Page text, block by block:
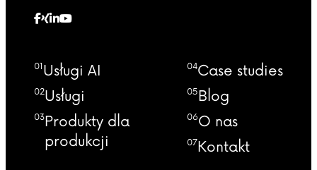
01 Usługi AI
02Usługi
03Produkty dla
produkcji
04Case studies
05Blog
06O nas
07Kontakt